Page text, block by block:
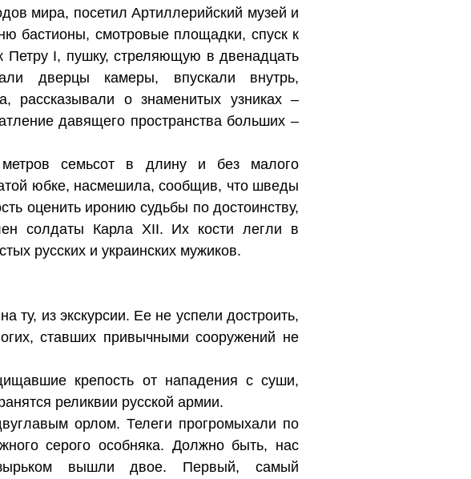
мира, посетил Артиллерийский музей и
бастионы, смотровые площадки, спуск к
Петру I, пушку, стреляющую в двенадцать
дверцы камеры, впускали внутрь,
рассказывали о знаменитых узниках –
давящего пространства больших –
метров семьсот в длину и без малого
юбке, насмешила, сообщив, что шведы
оценить иронию судьбы по достоинству,
солдаты Карла XII. Их кости легли в
русских и украинских мужиков.
ту, из экскурсии. Ее не успели достроить,
ставших привычными сооружений не
крепость от нападения с суши,
реликвии русской армии.
орлом. Телеги прогромыхали по
серого особняка. Должно быть, нас
вышли двое. Первый, самый